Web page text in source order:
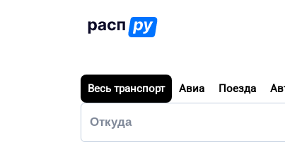
Весь транспорт Авиа Поезда